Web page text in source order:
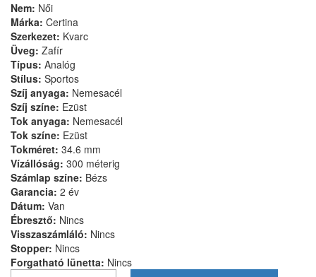
Nem: Női
Márka: Certina
Szerkezet: Kvarc
Üveg: Zafír
Típus: Analóg
Stílus: Sportos
Szíj anyaga: Nemesacél
Szíj színe: Ezüst
Tok anyaga: Nemesacél
Tok színe: Ezüst
Tokméret: 34.6 mm
Vízállóság: 300 méterig
Számlap színe: Bézs
Garancia: 2 év
Dátum: Van
Ébresztő: Nincs
Visszaszámláló: Nincs
Stopper: Nincs
Forgatható lünetta: Nincs